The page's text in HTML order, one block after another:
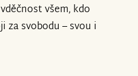
všem, kdo
za svobodu – svou i